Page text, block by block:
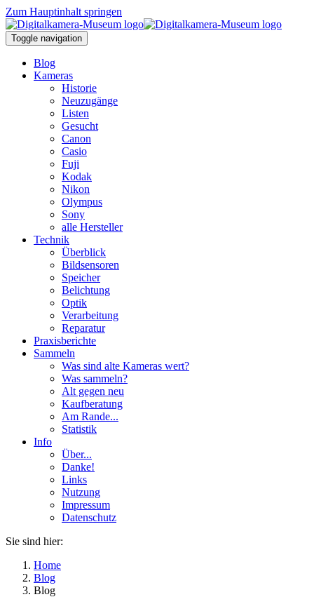
Zum Hauptinhalt springen
Toggle navigation
Blog
Kameras
Historie
Neuzugänge
Listen
Gesucht
Canon
Casio
Fuji
Kodak
Nikon
Olympus
Sony
alle Hersteller
Technik
Überblick
Bildsensoren
Speicher
Belichtung
Optik
Verarbeitung
Reparatur
Praxisberichte
Sammeln
Was sind alte Kameras wert?
Was sammeln?
Alt gegen neu
Kaufberatung
Am Rande...
Statistik
Info
Über...
Danke!
Links
Nutzung
Impressum
Datenschutz
Sie sind hier:
Home
Blog
Blog